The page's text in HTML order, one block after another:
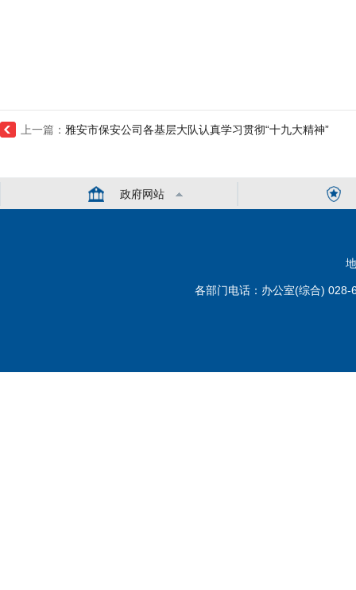
上一篇： 雅安市保安公司各基层大队认真学习贯彻“十九大精神”
政府网站
各部门电话：办公室(综合)